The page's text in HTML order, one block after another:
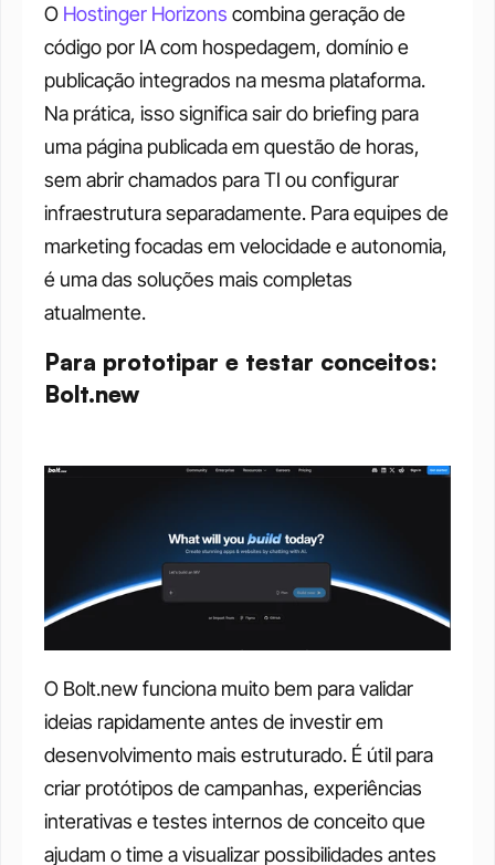
O Hostinger Horizons combina geração de
código por IA com hospedagem, domínio e
publicação integrados na mesma plataforma.
Na prática, isso significa sair do briefing para
uma página publicada em questão de horas,
sem abrir chamados para TI ou configurar
infraestrutura separadamente. Para equipes de
marketing focadas em velocidade e autonomia,
é uma das soluções mais completas
atualmente.
Para prototipar e testar conceitos:
Bolt.new
O Bolt.new funciona muito bem para validar
ideias rapidamente antes de investir em
desenvolvimento mais estruturado. É útil para
criar protótipos de campanhas, experiências
interativas e testes internos de conceito que
ajudam o time a visualizar possibilidades antes